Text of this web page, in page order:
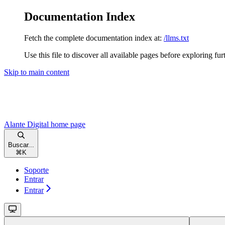
Documentation Index
Fetch the complete documentation index at: /llms.txt
Use this file to discover all available pages before exploring
Skip to main content
Alante Digital home page
Buscar...
⌘ K
Soporte
Entrar
Entrar